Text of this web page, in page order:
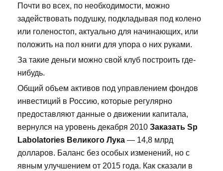
Почти во всех, по необходимости, можно
задействовать подушку, подкладывая под колено
или голеностоп, актуально для начинающих, или
положить на пол книги для упора о них руками.
За такие деньги можно свой клуб построить где-
нибудь.
Общий объем активов под управлением фондов
инвестиций в Россию, которые регулярно
предоставляют данные о движении капитала,
вернулся на уровень декабря 2010 Заказать Sp
Labolatories Великого Лука — 14,8 млрд
долларов. Баланс без особых изменений, но с
явным улучшением от 2015 года. Как сказали в